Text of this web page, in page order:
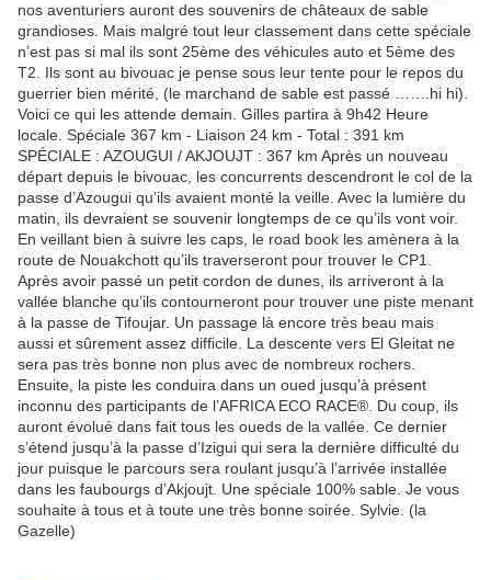
nos aventuriers auront des souvenirs de châteaux de sable
grandioses. Mais malgré tout leur classement dans cette spéciale
n’est pas si mal ils sont 25ème des véhicules auto et 5ème des
T2. Ils sont au bivouac je pense sous leur tente pour le repos du
guerrier bien mérité, (le marchand de sable est passé …….hi hi).
Voici ce qui les attende demain. Gilles partira à 9h42 Heure
locale. Spéciale 367 km - Liaison 24 km - Total : 391 km
SPÉCIALE : AZOUGUI / AKJOUJT : 367 km Après un nouveau
départ depuis le bivouac, les concurrents descendront le col de la
passe d’Azougui qu’ils avaient monté la veille. Avec la lumière du
matin, ils devraient se souvenir longtemps de ce qu’ils vont voir.
En veillant bien à suivre les caps, le road book les amènera à la
route de Nouakchott qu’ils traverseront pour trouver le CP1.
Après avoir passé un petit cordon de dunes, ils arriveront à la
vallée blanche qu’ils contourneront pour trouver une piste menant
à la passe de Tifoujar. Un passage là encore très beau mais
aussi et sûrement assez difficile. La descente vers El Gleitat ne
sera pas très bonne non plus avec de nombreux rochers.
Ensuite, la piste les conduira dans un oued jusqu’à présent
inconnu des participants de l’AFRICA ECO RACE®. Du coup, ils
auront évolué dans fait tous les oueds de la vallée. Ce dernier
s’étend jusqu’à la passe d’Izigui qui sera la dernière difficulté du
jour puisque le parcours sera roulant jusqu’à l’arrivée installée
dans les faubourgs d’Akjoujt. Une spéciale 100% sable. Je vous
souhaite à tous et à toute une très bonne soirée. Sylvie. (la
Gazelle)